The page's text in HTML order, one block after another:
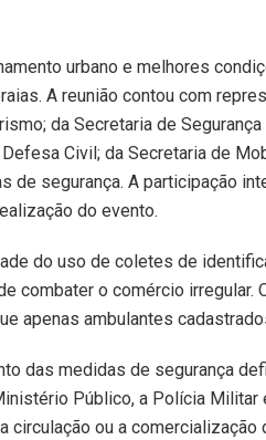
urbano e melhores
A reunião contou com
da Secretaria de
Civil; da Secretaria de
de segurança. A participação
do evento.
do uso de coletes de
combater o comércio irregular.
apenas ambulantes
das medidas de segurança
Público, a Polícia Militar
circulação ou a